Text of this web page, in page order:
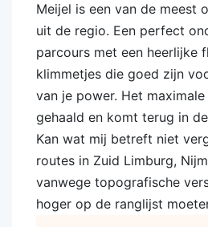
Meijel is een van de meest
uit de regio. Een perfect
parcours met een heerlijke
klimmetjes die goed zijn
van je power. Het
gehaald en komt terug in
Kan wat mij betreft niet
routes in Zuid Limburg,
vanwege topografische
hoger op de ranglijst